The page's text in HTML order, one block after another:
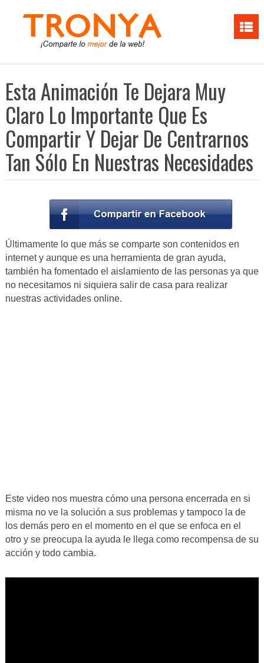
Esta Animación Te Dejara Muy
Claro Lo Importante Que Es
Compartir Y Dejar De Centrarnos
Tan Sólo En Nuestras Necesidades
Últimamente lo que más se comparte son contenidos en
internet y aunque es una herramienta de gran ayuda,
también ha fomentado el aislamiento de las personas ya que
no necesitamos ni siquiera salir de casa para realizar
nuestras actividades online.
Este video nos muestra cómo una persona encerrada en si
misma no ve la solución a sus problemas y tampoco la de
los demás pero en el momento en el que se enfoca en el
otro y se preocupa la ayuda le llega como recompensa de su
acción y todo cambia.